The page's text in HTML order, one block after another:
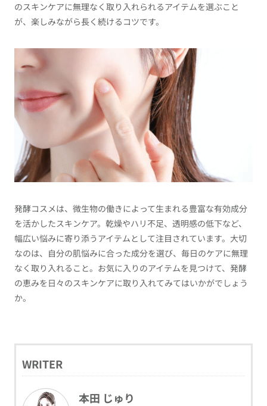
のスキンケアに無理なく取り入れられるアイテムを選ぶこと
が、楽しみながら長く続けるコツです。
発酵コスメは、微生物の働きによって生まれる豊富な有効成分
を活かしたスキンケア。乾燥やハリ不足、透明感の低下など、
幅広い悩みに寄り添うアイテムとして注目されています。大切
なのは、自分の肌悩みに合った成分を選び、毎日のケアに無理
なく取り入れること。お気に入りのアイテムを見つけて、発酵
の恵みを日々のスキンケアに取り入れてみてはいかがでしょう
か。
WRITER
本田 じゅり